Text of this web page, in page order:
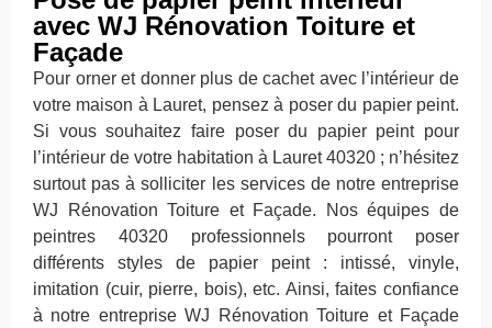
avec WJ Rénovation Toiture et
Façade
Pour orner et donner plus de cachet avec l’intérieur de
votre maison à Lauret, pensez à poser du papier peint.
Si vous souhaitez faire poser du papier peint pour
l’intérieur de votre habitation à Lauret 40320 ; n’hésitez
surtout pas à solliciter les services de notre entreprise
WJ Rénovation Toiture et Façade. Nos équipes de
peintres 40320 professionnels pourront poser
différents styles de papier peint : intissé, vinyle,
imitation (cuir, pierre, bois), etc. Ainsi, faites confiance
à notre entreprise WJ Rénovation Toiture et Façade